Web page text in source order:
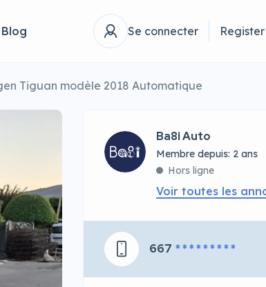
Blog Se connecter Register
Tiguan modèle 2018 Automatique
Ba8i Auto
Membre depuis: 2 ans
Hors ligne
Voir toutes les
667 * * * * * * * * *